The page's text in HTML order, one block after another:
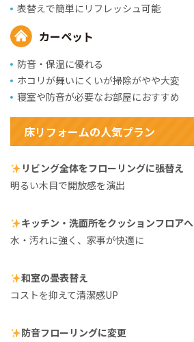
表替えで簡単にリフレッシュ可能
カーペット
防音・保温に優れる
ホコリが舞いにくいが掃除がやや大変
寝室や防音が必要なお部屋におすすめ
床リフォームの人気プラン
リビング全体をフローリングに張替え
明るい木目で開放感を演出
キッチン・洗面所をクッションフロアへ
水・汚れに強く、家事が快適に
和室の畳表替え
コストを抑えて清潔感UP
防音フローリングに変更